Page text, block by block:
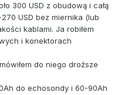
300 USD z obudową i całą
USD bez miernika (lub
kablami. Ja robiłem
i konektorach
do niego droższe
do echosondy i 60-90Ah